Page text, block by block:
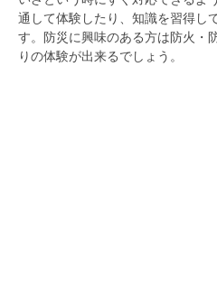
通して体験したり、知識を習得し
す。 防災に興味のある方は防火・
りの体験が出来るでしょう。